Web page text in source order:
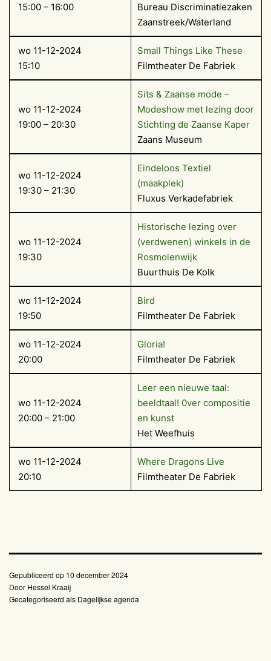
15:00 – 16:00
Bureau Discriminatiezaken
Zaanstreek/Waterland
wo 11-12-2024
15:10
Small Things Like These
Filmtheater De Fabriek
wo 11-12-2024
19:00 – 20:30
Sits & Zaanse mode –
Modeshow met lezing door
Stichting de Zaanse Kaper
Zaans Museum
wo 11-12-2024
19:30 – 21:30
Eindeloos Textiel
(maakplek)
Fluxus Verkadefabriek
wo 11-12-2024
19:30
Historische lezing over
(verdwenen) winkels in de
Rosmolenwijk
Buurthuis De Kolk
wo 11-12-2024
19:50
Bird
Filmtheater De Fabriek
wo 11-12-2024
20:00
Gloria!
Filmtheater De Fabriek
wo 11-12-2024
20:00 – 21:00
Leer een nieuwe taal:
beeldtaal! 0ver compositie
en kunst
Het Weefhuis
wo 11-12-2024
20:10
Where Dragons Live
Filmtheater De Fabriek
Gepubliceerd op 10 december 2024
Door Hessel Kraaij
Gecategoriseerd als Dagelijkse agenda